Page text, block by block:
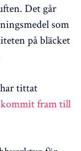
Det går
som
på bläcket
tittat
kommit fram till